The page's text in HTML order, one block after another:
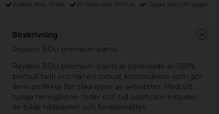
Endast 59kr i frakt Fri frakt över 800 kr Öppet köp i 30 dagar
Beskrivning
Reydon BDU premium pants.
Reydon BDU premium pants är tillverkade av 100%
bomull twill och har en robust konstruktion som gör
dem perfekta för olika typer av aktiviteter. Med sitt
tunga heringbone-foder och två sidofickor erbjuder
de både hållbarhet och funktionalitet.